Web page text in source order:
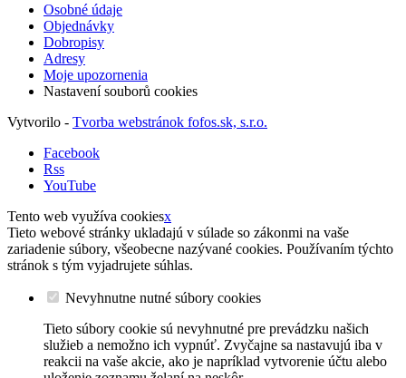
Osobné údaje
Objednávky
Dobropisy
Adresy
Moje upozornenia
Nastavení souborů cookies
Vytvorilo - Tvorba webstránok fofos.sk, s.r.o.
Facebook
Rss
YouTube
Tento web využíva cookiesx
Tieto webové stránky ukladajú v súlade so zákonmi na vaše
zariadenie súbory, všeobecne nazývané cookies. Používaním týchto
stránok s tým vyjadrujete súhlas.
Nevyhnutne nutné súbory cookies
Tieto súbory cookie sú nevyhnutné pre prevádzku našich
služieb a nemožno ich vypnúť. Zvyčajne sa nastavujú iba v
reakcii na vaše akcie, ako je napríklad vytvorenie účtu alebo